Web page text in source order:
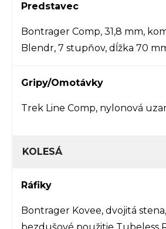
Predstavec
Bontrager Comp, 31,8 mm,
Blendr, 7 stupňov, dĺžka 70
Gripy/Omotávky
Trek Line Comp, nylonová
KOLESÁ
Ráfiky
Bontrager Kovee, dvojitá